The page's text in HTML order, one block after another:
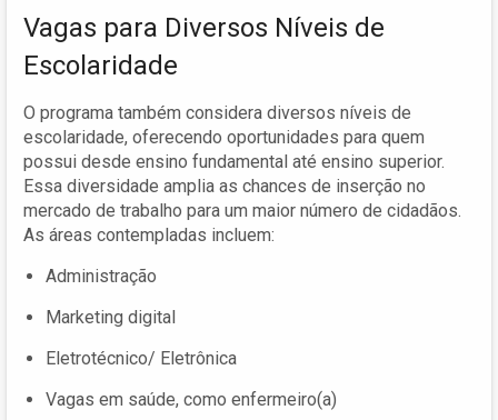
Vagas para Diversos Níveis de
Escolaridade
O programa também considera diversos níveis de
escolaridade, oferecendo oportunidades para quem
possui desde ensino fundamental até ensino superior.
Essa diversidade amplia as chances de inserção no
mercado de trabalho para um maior número de cidadãos.
As áreas contempladas incluem:
Administração
Marketing digital
Eletrotécnico/ Eletrônica
Vagas em saúde, como enfermeiro(a)